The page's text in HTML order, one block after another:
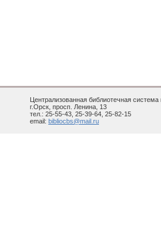
Централизованная библиотечная система
г.Орск, просп. Ленина, 13
тел.: 25-55-43, 25-39-64, 25-82-15
email: bibliocbs@mail.ru